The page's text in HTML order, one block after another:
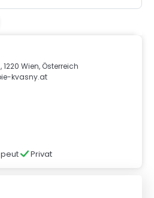
Wien, Österreich
kvasny.at
Privat